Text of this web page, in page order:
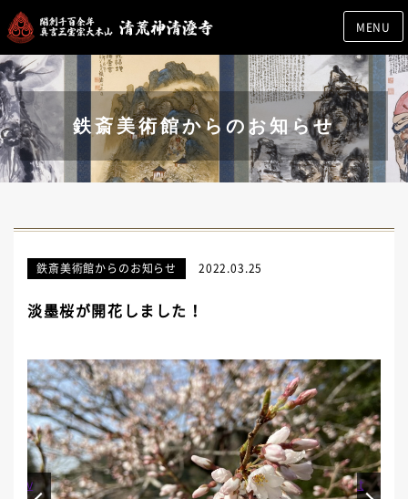
MENU
鉄斎美術館からのお知らせ
鉄斎美術館からのお知らせ 2022.03.25
淡墨桜が開花しました！
Prev Next